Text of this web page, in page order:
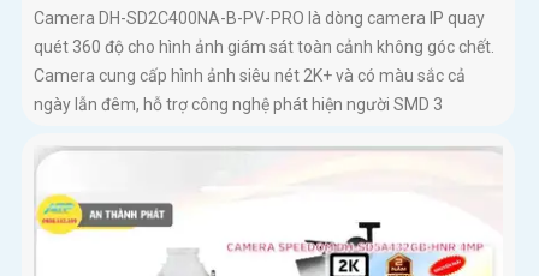
Camera DH-SD2C400NA-B-PV-PRO là dòng camera IP quay
quét 360 độ cho hình ảnh giám sát toàn cảnh không góc chết.
Camera cung cấp hình ảnh siêu nét 2K+ và có màu sắc cả
ngày lẫn đêm, hỗ trợ công nghệ phát hiện người SMD 3